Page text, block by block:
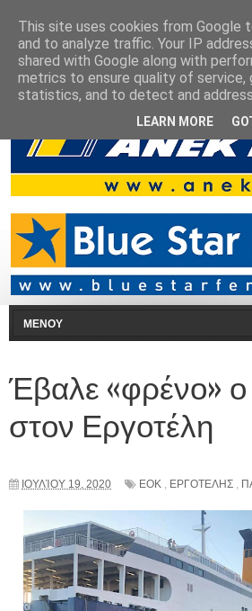
Έβαλε «φρένο»
στον Εργοτέλη
ΙΟΥΛΊΟΥ 19, 2020 ΕΟΚ , ΕΡΓΟΤΕΛΗΣ ,
This site uses cookies from Google
and to analyze traffic. Your IP
shared with Google along with
metrics to ensure quality of service,
statistics, and to detect and
LEARN MORE